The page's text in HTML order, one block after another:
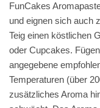
FunCakes
und eignen sich auch
Teig einen köstlichen
oder Cupcakes.
angegebene
Temperaturen (über
zusätzliches Aroma